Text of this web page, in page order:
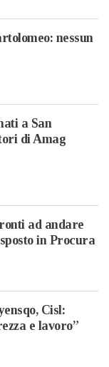
nessun
a San
di Amag
ad andare
in Procura
Cisl:
e lavoro”